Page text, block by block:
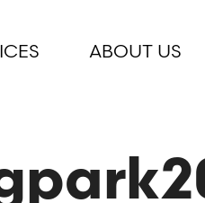
ABOUT US